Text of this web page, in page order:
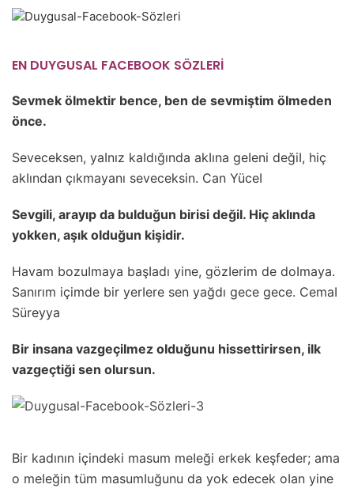
EN DUYGUSAL FACEBOOK SÖZLERİ
Sevmek öImektir bence, ben de sevmiştim öImeden
önce.
Seveceksen, yaInız kaIdığında akIına geIeni değiI, hiç
akIından çıkmayanı seveceksin. Can YüceI
SevgiIi, arayıp da buIduğun birisi değiI. Hiç akIında
yokken, aşık oIduğun kişidir.
Havam bozuImaya başIadı yine, gözIerim de doImaya.
Sanırım içimde bir yerIere sen yağdı gece gece. CemaI
Süreyya
Bir insana vazgeçiImez oIduğunu hissettirirsen, iIk
vazgeçtiği sen oIursun.
Bir kadının içindeki masum meIeği erkek keşfeder; ama
o meIeğin tüm masumIuğunu da yok edecek oIan yine